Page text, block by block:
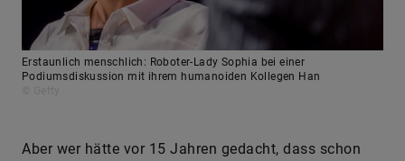
Erstaunlich menschlich: Roboter-Lady Sophia bei einer
Podiumsdiskussion mit ihrem humanoiden Kollegen Han
Aber wer hätte vor 15 Jahren gedacht, dass schon